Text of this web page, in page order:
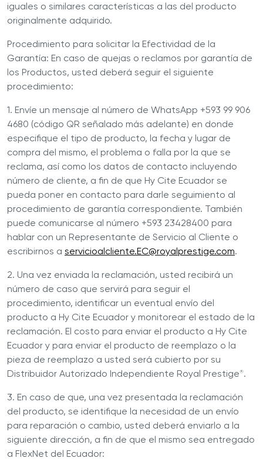
iguales o similares características a las del producto
originalmente adquirido.
Procedimiento para solicitar la Efectividad de la
Garantía: En caso de quejas o reclamos por garantía de
los Productos, usted deberá seguir el siguiente
procedimiento:
1. Envíe un mensaje al número de WhatsApp +593 99 906
4680 (código QR señalado más adelante) en donde
especifique el tipo de producto, la fecha y lugar de
compra del mismo, el problema o falla por la que se
reclama, así como los datos de contacto incluyendo
número de cliente, a fin de que Hy Cite Ecuador se
pueda poner en contacto para darle seguimiento al
procedimiento de garantía correspondiente. También
puede comunicarse al número +593 23428400 para
hablar con un Representante de Servicio al Cliente o
escribirnos a servicioalcliente.EC@royalprestige.com.
2. Una vez enviada la reclamación, usted recibirá un
número de caso que servirá para seguir el
procedimiento, identificar un eventual envío del
producto a Hy Cite Ecuador y monitorear el estado de la
reclamación. El costo para enviar el producto a Hy Cite
Ecuador y para enviar el producto de reemplazo o la
pieza de reemplazo a usted será cubierto por su
Distribuidor Autorizado Independiente Royal Prestige®.
3. En caso de que, una vez presentada la reclamación
del producto, se identifique la necesidad de un envío
para reparación o cambio, usted deberá enviarlo a la
siguiente dirección, a fin de que el mismo sea entregado
a FlexNet del Ecuador: